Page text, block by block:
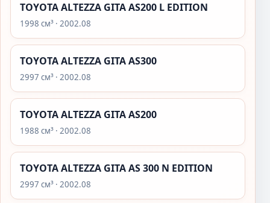
TOYOTA ALTEZZA GITA AS200 L EDITION
1998 см³ · 2002.08
TOYOTA ALTEZZA GITA AS300
2997 см³ · 2002.08
TOYOTA ALTEZZA GITA AS200
1988 см³ · 2002.08
TOYOTA ALTEZZA GITA AS 300 N EDITION
2997 см³ · 2002.08